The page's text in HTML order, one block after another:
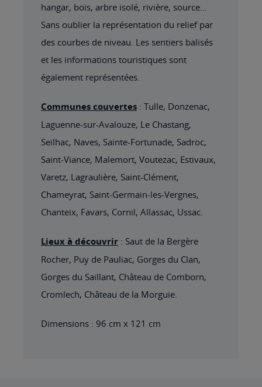
hangar, bois, arbre isolé, rivière, source...
Sans oublier la représentation du relief par
des courbes de niveau. Les sentiers balisés
et les informations touristiques sont
également représentées.
Communes couvertes : Tulle, Donzenac,
Laguenne-sur-Avalouze, Le Chastang,
Seilhac, Naves, Sainte-Fortunade, Sadroc,
Saint-Viance, Malemort, Voutezac, Estivaux,
Varetz, Lagraulière, Saint-Clément,
Chameyrat, Saint-Germain-les-Vergnes,
Chanteix, Favars, Cornil, Allassac, Ussac.
Lieux à découvrir : Saut de la Bergère
Rocher, Puy de Pauliac, Gorges du Clan,
Gorges du Saillant, Château de Comborn,
Cromlech, Château de la Morguie.
Dimensions : 96 cm x 121 cm